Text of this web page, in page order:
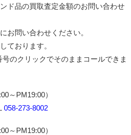
ド品の買取査定金額のお問い合わせ
お問い合わせください。
ております。
のクリックでそのままコールできま
～PM19:00）
058-273-8002
～PM19:00）